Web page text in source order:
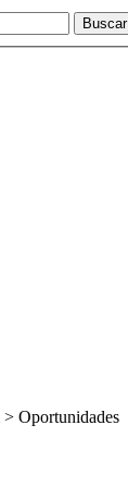
Buscar
> Oportunidades